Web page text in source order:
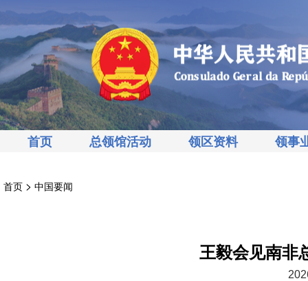
首页 总领馆活动 领区资料 领事
首页 > 中国要闻
王毅会见南非